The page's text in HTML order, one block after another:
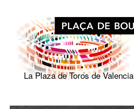
contenido
principal
La Plaza de Toros de Valencia